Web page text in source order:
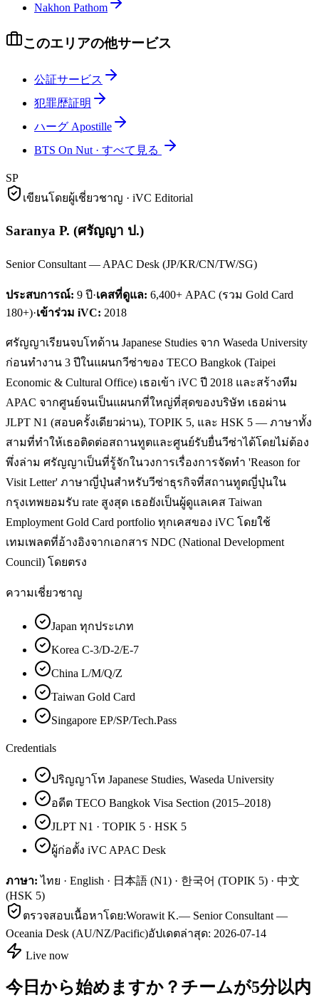
Nakhon Pathom
このエリアの他サービス
公証サービス
犯罪歴証明
ハーグ Apostille
BTS On Nut · すべて見る
SP
เขียนโดยผู้เชี่ยวชาญ · iVC Editorial
Saranya P. (ศรัญญา ป.)
Senior Consultant — APAC Desk (JP/KR/CN/TW/SG)
ประสบการณ์: 9 ปี·เคสที่ดูแล: 6,400+ APAC (รวม Gold Card
180+)·เข้าร่วม iVC: 2018
ศรัญญาเรียนจบโทด้าน Japanese Studies จาก Waseda University
ก่อนทำงาน 3 ปีในแผนกวีซ่าของ TECO Bangkok (Taipei
Economic & Cultural Office) เธอเข้า iVC ปี 2018 และสร้างทีม
APAC จากศูนย์จนเป็นแผนกที่ใหญ่ที่สุดของบริษัท เธอผ่าน
JLPT N1 (สอบครั้งเดียวผ่าน), TOPIK 5, และ HSK 5 — ภาษาทั้ง
สามที่ทำให้เธอติดต่อสถานทูตและศูนย์รับยื่นวีซ่าได้โดยไม่ต้อง
พึ่งล่าม ศรัญญาเป็นที่รู้จักในวงการเรื่องการจัดทำ 'Reason for
Visit Letter' ภาษาญี่ปุ่นสำหรับวีซ่าธุรกิจที่สถานทูตญี่ปุ่นใน
กรุงเทพยอมรับ rate สูงสุด เธอยังเป็นผู้ดูแลเคส Taiwan
Employment Gold Card portfolio ทุกเคสของ iVC โดยใช้
เทมเพลตที่อ้างอิงจากเอกสาร NDC (National Development
Council) โดยตรง
ความเชี่ยวชาญ
Japan ทุกประเภท
Korea C-3/D-2/E-7
China L/M/Q/Z
Taiwan Gold Card
Singapore EP/SP/Tech.Pass
Credentials
ปริญญาโท Japanese Studies, Waseda University
อดีต TECO Bangkok Visa Section (2015–2018)
JLPT N1 · TOPIK 5 · HSK 5
ผู้ก่อตั้ง iVC APAC Desk
ภาษา: ไทย · English · 日本語 (N1) · 한국어 (TOPIK 5) · 中文
(HSK 5)
ตรวจสอบเนื้อหาโดย:Worawit K.— Senior Consultant —
Oceania Desk (AU/NZ/Pacific)อัปเดตล่าสุด: 2026-07-14
Live now
今日から始めますか？チームが5分以内